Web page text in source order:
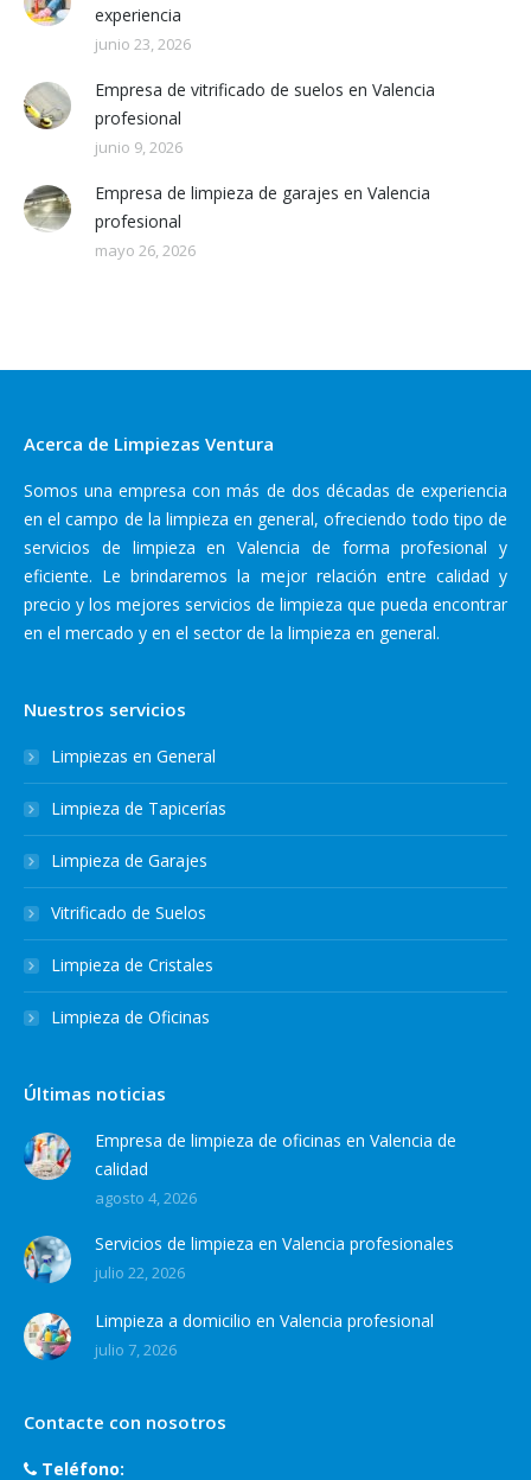
experiencia
junio 23, 2026
Empresa de vitrificado de suelos en Valencia
profesional
junio 9, 2026
Empresa de limpieza de garajes en Valencia
profesional
mayo 26, 2026
Acerca de Limpiezas Ventura
Somos una empresa con más de dos décadas de experiencia
en el campo de la limpieza en general, ofreciendo todo tipo de
servicios de limpieza en Valencia de forma profesional y
eficiente. Le brindaremos la mejor relación entre calidad y
precio y los mejores servicios de limpieza que pueda encontrar
en el mercado y en el sector de la limpieza en general.
Nuestros servicios
Limpiezas en General
Limpieza de Tapicerías
Limpieza de Garajes
Vitrificado de Suelos
Limpieza de Cristales
Limpieza de Oficinas
Últimas noticias
Empresa de limpieza de oficinas en Valencia de
calidad
agosto 4, 2026
Servicios de limpieza en Valencia profesionales
julio 22, 2026
Limpieza a domicilio en Valencia profesional
julio 7, 2026
Contacte con nosotros
Teléfono: